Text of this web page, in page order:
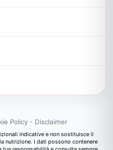
Policy- Disclaimer
indicative e non sostituisce il
nutrizione. I dati possono contenere